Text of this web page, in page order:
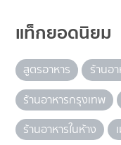
แท็กยอดนิยม
สูตรอาหาร ร้านอ
ร้านอาหารกรุงเทพ
ร้านอาหารในห้าง